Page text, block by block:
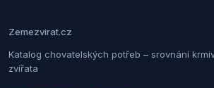
Zemezvirat.cz
Katalog chovatelských potřeb – srovnání
zvířata